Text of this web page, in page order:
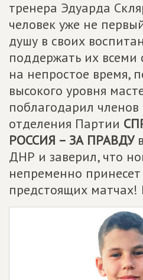
тренера Эдуарда
человек уже не
душу в своих
поддержать их всеми
на непростое время,
высокого уровня
поблагодарил членов
отделения Партии
РОССИЯ – ЗА ПРАВДУ
ДНР и заверил, что
непременно
предстоящих